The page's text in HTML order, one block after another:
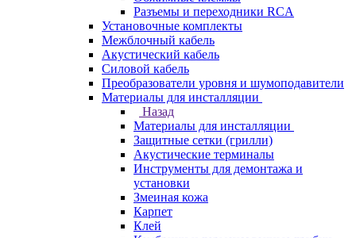
Разъемы и переходники RCA
Установочные комплекты
Межблочный кабель
Акустический кабель
Силовой кабель
Преобразователи уровня и шумоподавители
Материалы для инсталляции
Назад
Материалы для инсталляции
Защитные сетки (грилли)
Акустические терминалы
Инструменты для демонтажа и
установки
Змеиная кожа
Карпет
Клей